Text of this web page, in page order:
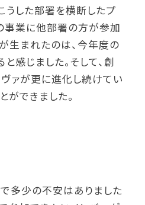
うした部署を横断したプ
事業に他部署の方が参加
生まれたのは、今年度の
感じました。そして、創
ァが更に進化し続けてい
ができました。
多少の不安はありました